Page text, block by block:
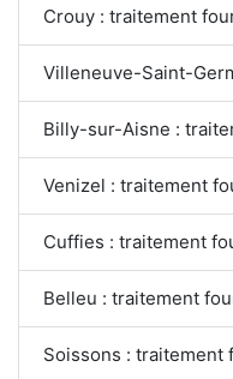
Crouy : traitement
Villeneuve-Saint-
Billy-sur-Aisne :
Venizel : traitement
Cuffies : traitement
Belleu : traitement
Soissons : traitement